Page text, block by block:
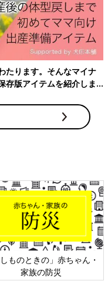
たります。そんなマイナ
存版アイテムを紹介しま
しものときの」赤ちゃん・
家族の防災